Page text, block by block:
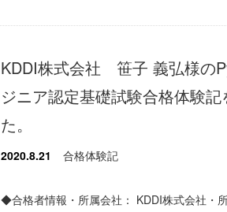
KDDI株式会社 笹子 義弘様の
ジニア認定基礎試験合格体験記
た。
2020.8.21 合格体験記
◆合格者情報・所属会社： KDDI株式会社・